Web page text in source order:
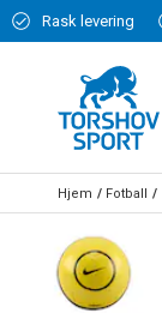
Rask levering
Hjem Fotball